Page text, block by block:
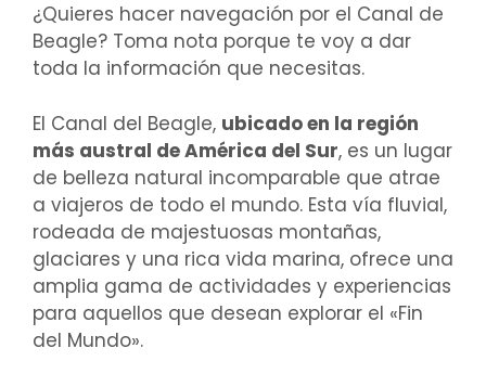
¿Quieres hacer navegación por el Canal de
Beagle? Toma nota porque te voy a dar
toda la información que necesitas.
El Canal del Beagle, ubicado en la región
más austral de América del Sur, es un lugar
de belleza natural incomparable que atrae
a viajeros de todo el mundo. Esta vía fluvial,
rodeada de majestuosas montañas,
glaciares y una rica vida marina, ofrece una
amplia gama de actividades y experiencias
para aquellos que desean explorar el «Fin
del Mundo».